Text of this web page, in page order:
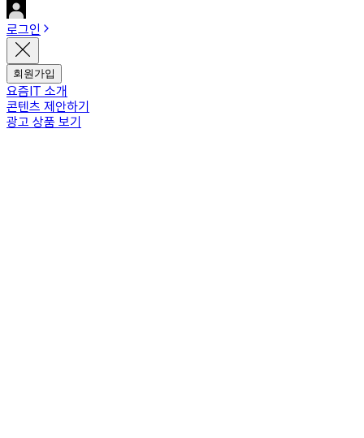
로그인
회원가입
요즘IT 소개
콘텐츠 제안하기
광고 상품 보기